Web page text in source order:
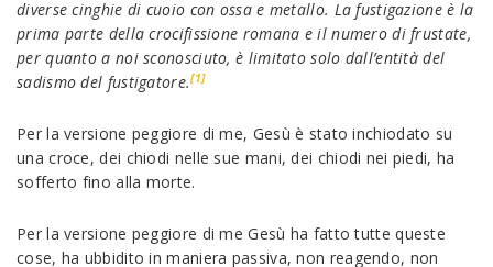
diverse cinghie di cuoio con ossa e metallo. La fustigazione è la
prima parte della crocifissione romana e il numero di frustate,
per quanto a noi sconosciuto, è limitato solo dall’entità del
sadismo del fustigatore.[1]
Per la versione peggiore di me, Gesù è stato inchiodato su
una croce, dei chiodi nelle sue mani, dei chiodi nei piedi, ha
sofferto fino alla morte.
Per la versione peggiore di me Gesù ha fatto tutte queste
cose, ha ubbidito in maniera passiva, non reagendo, non